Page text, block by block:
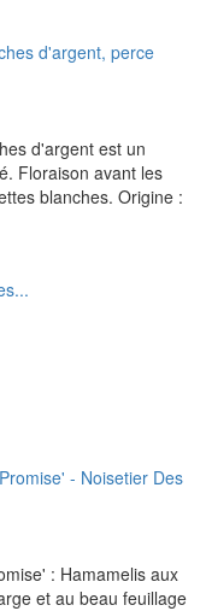
d'argent est un
Floraison avant les
blanches. Origine :
: Hamamelis aux
et au beau feuillage